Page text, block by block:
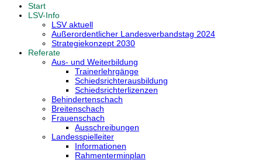
Start
LSV-Info
LSV aktuell
Außerordentlicher Landesverbandstag 2024
Strategiekonzept 2030
Referate
Aus- und Weiterbildung
Trainerlehrgänge
Schiedsrichterausbildung
Schiedsrichterlizenzen
Behindertenschach
Breitenschach
Frauenschach
Ausschreibungen
Landesspielleiter
Informationen
Rahmenterminplan